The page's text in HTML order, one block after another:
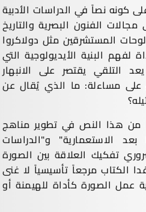
كونه نصاً في الدراسات الأدبية
الفنون البصرية والتاريخ
المستشرقين مثل دولاكروا
البنية الأيديولوجية التي
التلقي يقتصر على الانبهار
على مساءلة: ما الذي يُقال عن
من هذا النص في تطوير مناهج
الاستعمارية" و"الدراسات
تفكيك العلاقة بين الصورة
الكتاب مرجعاً تأسيسياً لا غنى
عمل الصورة كأداة للهيمنة أو